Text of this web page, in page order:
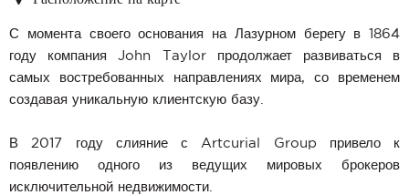
С момента своего основания на Лазурном берегу в 1864
году компания John Taylor продолжает развиваться в
самых востребованных направлениях мира, со временем
создавая уникальную клиентскую базу.
В 2017 году слияние с Artcurial Group привело к
появлению одного из ведущих мировых брокеров
исключительной недвижимости.